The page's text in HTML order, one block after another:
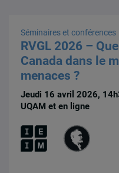
Séminaires et conférences
RVGL 2026 –
Canada dans le
menaces ?
Jeudi 16 avril 2026,
UQAM et en ligne